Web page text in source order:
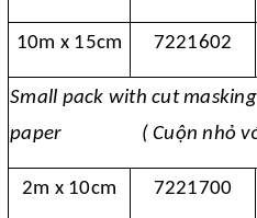
10m x 15cm 7221602
Small pack with cut masking
paper ( Cuộn nhỏ với
2m x 10cm 7221700